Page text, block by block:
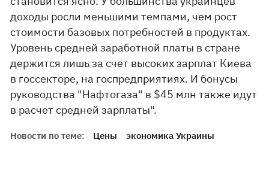
доходы росли меньшими темпами, чем рост
стоимости базовых потребностей в продуктах.
Уровень средней заработной платы в стране
держится лишь за счет высоких зарплат Киева
в госсекторе, на госпредприятиях. И бонусы
руководства "Нафтогаза" в $45 млн также идут
в расчет средней зарплаты".
Новости по теме: Цены экономика Украины